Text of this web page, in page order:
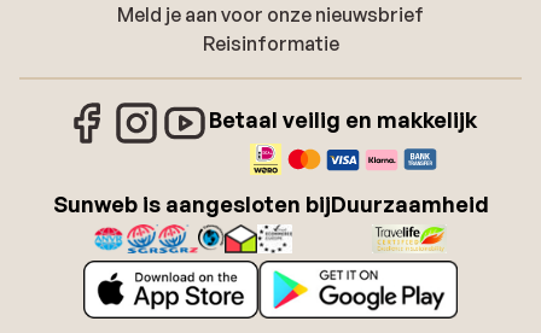
Meld je aan voor onze nieuwsbrief
Reisinformatie
Betaal veilig en makkelijk
Sunweb is aangesloten bijDuurzaamheid